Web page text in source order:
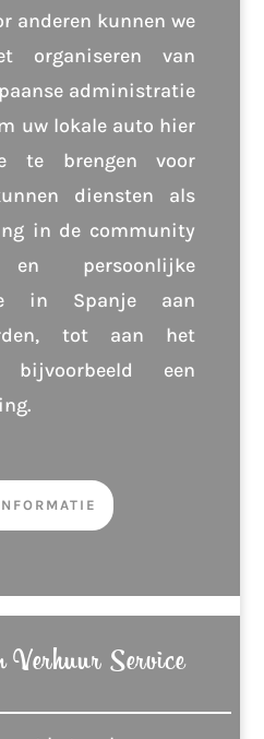
anderen kunnen we
organiseren van
administratie
uw lokale auto hier
te brengen voor
diensten als
in de community
en persoonlijke
in Spanje aan
tot aan het
een
Verhuur Service